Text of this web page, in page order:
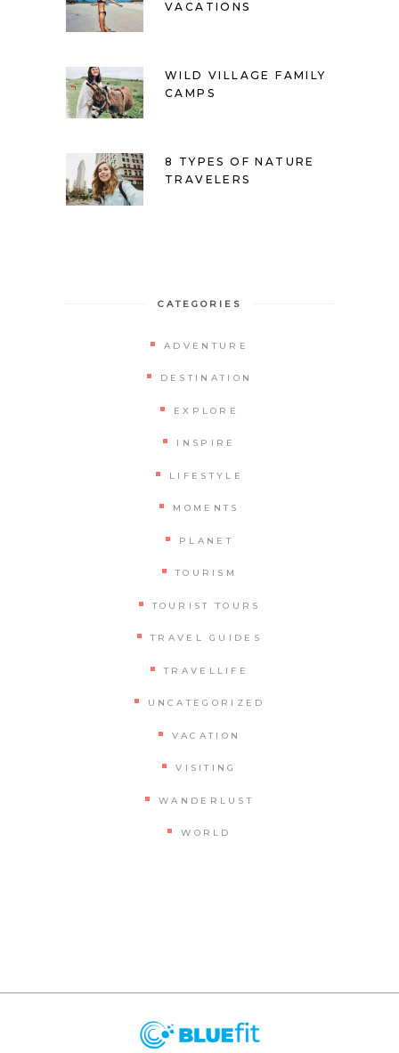
VACATIONS
WILD VILLAGE FAMILY
CAMPS
8 TYPES OF NATURE
TRAVELERS
CATEGORIES
ADVENTURE
DESTINATION
EXPLORE
INSPIRE
LIFESTYLE
MOMENTS
PLANET
TOURISM
TOURIST TOURS
TRAVEL GUIDES
TRAVELLIFE
UNCATEGORIZED
VACATION
VISITING
WANDERLUST
WORLD